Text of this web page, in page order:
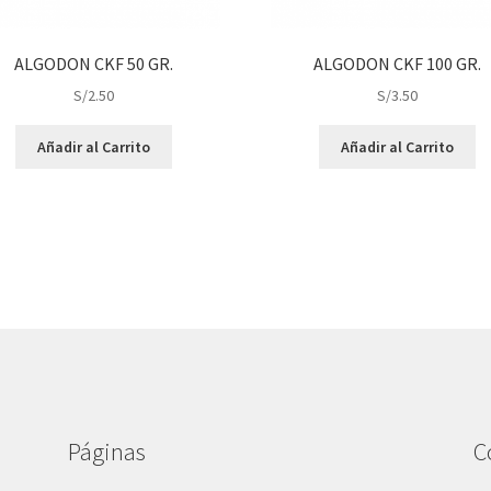
ALGODON CKF 50 GR.
S/2.50
Añadir al Carrito
ALGODON CKF 100 GR.
S/3.50
Añadir al Carrito
Páginas